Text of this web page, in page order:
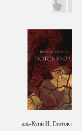
аль-Куни И. Глоток